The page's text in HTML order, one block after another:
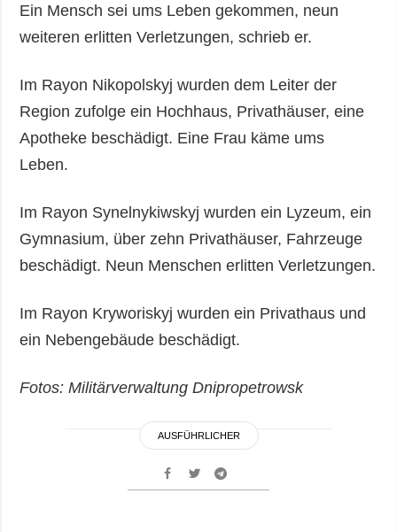
Ein Mensch sei ums Leben gekommen, neun
weiteren erlitten Verletzungen, schrieb er.
Im Rayon Nikopolskyj wurden dem Leiter der
Region zufolge ein Hochhaus, Privathäuser, eine
Apotheke beschädigt. Eine Frau käme ums
Leben.
Im Rayon Synelnykiwskyj wurden ein Lyzeum, ein
Gymnasium, über zehn Privathäuser, Fahrzeuge
beschädigt. Neun Menschen erlitten Verletzungen.
Im Rayon Kryworiskyj wurden ein Privathaus und
ein Nebengebäude beschädigt.
Fotos: Militärverwaltung Dnipropetrowsk
AUSFÜHRLICHER